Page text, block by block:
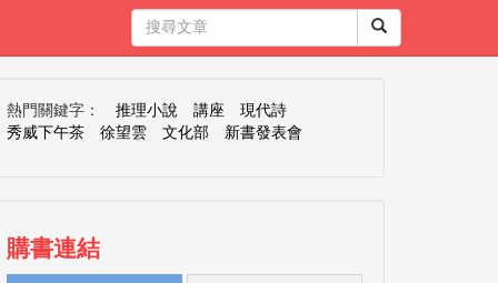
熱門關鍵字： 推理小說 講座
現代詩
秀威下午茶
徐望雲 文化部 新書發表會
購書連結